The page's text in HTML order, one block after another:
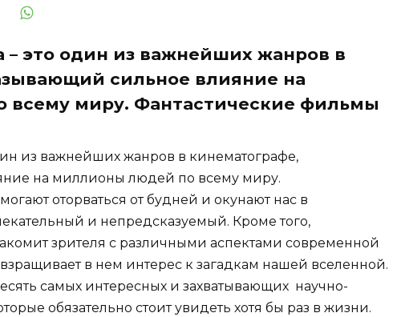
– это один из важнейших жанров в
сильное влияние на
миру. Фантастические фильмы
из важнейших жанров в кинематографе,
на миллионы людей по всему миру.
оторваться от будней и окунают нас в
и непредсказуемый. Кроме того,
зрителя с различными аспектами современной
в нем интерес к загадкам нашей вселенной.
самых интересных и захватывающих научно-
обязательно стоит увидеть хотя бы раз в жизни.